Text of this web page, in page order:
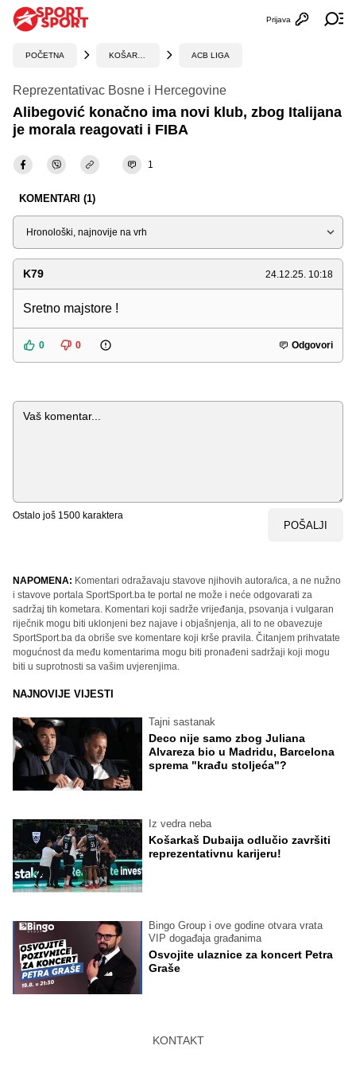
Otvori
Prijava
POČETNA ACB LIGA
Reprezentativac Bosne i Hercegovine
Alibegović konačno ima novi klub, zbog Italijana
je morala reagovati i FIBA
1
KOMENTARI (1)
Sortiraj
K79 24.12.25. 10:18
Sretno majstore !
0 0 Odgovori
Komentar
Ostalo još 1500 karaktera
POŠALJI
NAPOMENA: Komentari odražavaju stavove njihovih autora/ica, a ne nužno
i stavove portala SportSport.ba te portal ne može i neće odgovarati za
sadržaj tih kometara. Komentari koji sadrže vrijeđanja, psovanja i vulgaran
riječnik mogu biti uklonjeni bez najave i objašnjenja, ali to ne obavezuje
SportSport.ba da obriše sve komentare koji krše pravila. Čitanjem prihvatate
mogućnost da među komentarima mogu biti pronađeni sadržaji koji mogu
biti u suprotnosti sa vašim uvjerenjima.
NAJNOVIJE VIJESTI
Tajni sastanak
Deco nije samo zbog Juliana
Alvareza bio u Madridu, Barcelona
sprema "krađu stoljeća"?
Iz vedra neba
Košarkaš Dubaija odlučio završiti
reprezentativnu karijeru!
Bingo Group i ove godine otvara vrata
VIP događaja građanima
Osvojite ulaznice za koncert Petra
Graše
KONTAKT